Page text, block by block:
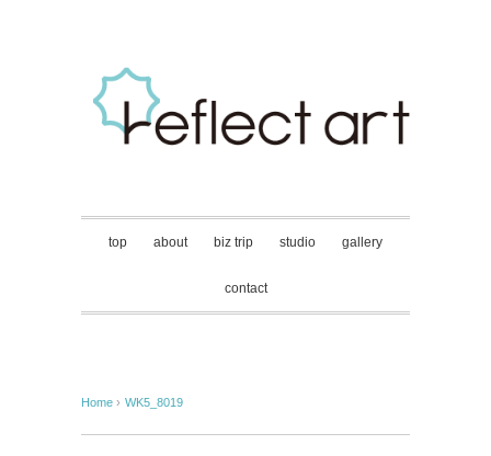
top about biz trip studio gallery
contact
Home › WK5_8019